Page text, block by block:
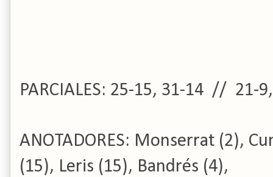
PARCIALES: 25-15, 31-14 // 21-
ANOTADORES: Monserrat (2),
(15), Leris (15), Bandrés (4),